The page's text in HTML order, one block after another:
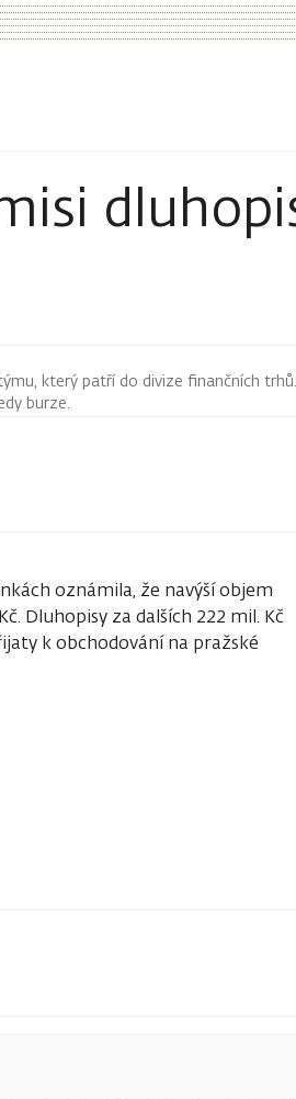
který patří do divize finančních
burze.
oznámila, že navýší objem
Dluhopisy za dalších 222 mil. Kč
k obchodování na pražské